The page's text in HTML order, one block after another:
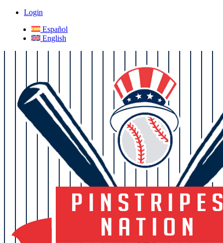
Login
Español
English